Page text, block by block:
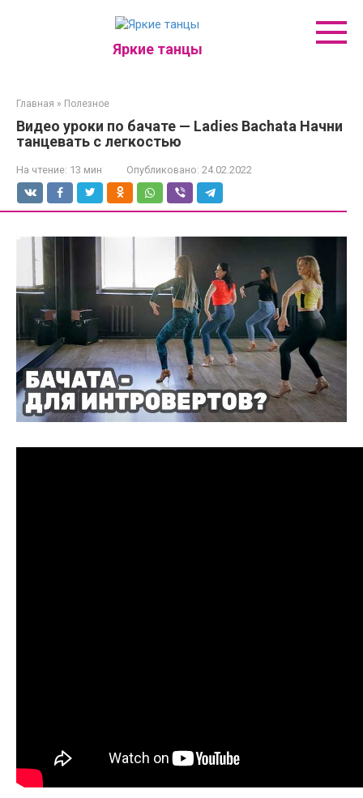
Яркие танцы
Главная » Полезное
Видео уроки по бачате — Ladies Bachata Начни
танцевать с легкостью
На чтение: 13 мин Опубликовано: 24.02.2022